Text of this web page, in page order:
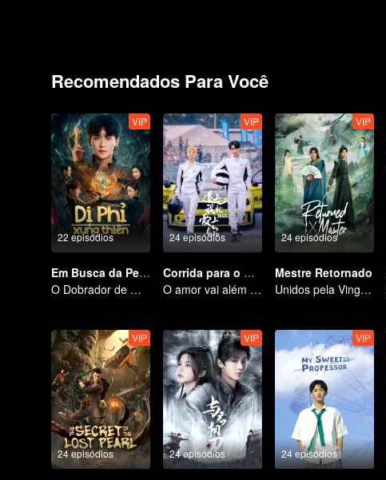
Recomendados Para Você
22 episódios
VIP
Em Busca da Pedra da Alma
O Dobrador de Mentes, De Ninguém a Soberano
24 episódios
VIP
Corrida para o Romance
O amor vai além das fronteiras, a Glory United como parceira
24 episódios
VIP
Mestre Retornado
Unidos pela Vingança, Entrelaçados pelo Destino
24 episódios
VIP
24 episódios
VIP
24 episódios
VIP